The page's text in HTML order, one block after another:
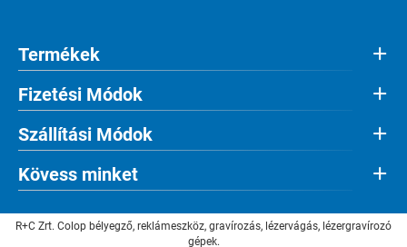
Termékek
Fizetési Módok
Szállítási Módok
Kövess minket
R+C Zrt. Colop bélyegző, reklámeszköz, gravírozás, lézervágás, lézergravírozó
gépek.